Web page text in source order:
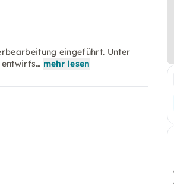
eingeführt. Unter
entwirfs… mehr lesen